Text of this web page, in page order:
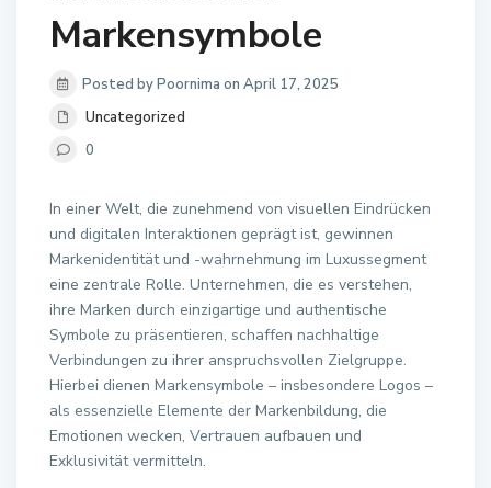
Markensymbole
Posted by Poornima on April 17, 2025
Uncategorized
0
In einer Welt, die zunehmend von visuellen Eindrücken
und digitalen Interaktionen geprägt ist, gewinnen
Markenidentität und -wahrnehmung im Luxussegment
eine zentrale Rolle. Unternehmen, die es verstehen,
ihre Marken durch einzigartige und authentische
Symbole zu präsentieren, schaffen nachhaltige
Verbindungen zu ihrer anspruchsvollen Zielgruppe.
Hierbei dienen Markensymbole – insbesondere Logos –
als essenzielle Elemente der Markenbildung, die
Emotionen wecken, Vertrauen aufbauen und
Exklusivität vermitteln.